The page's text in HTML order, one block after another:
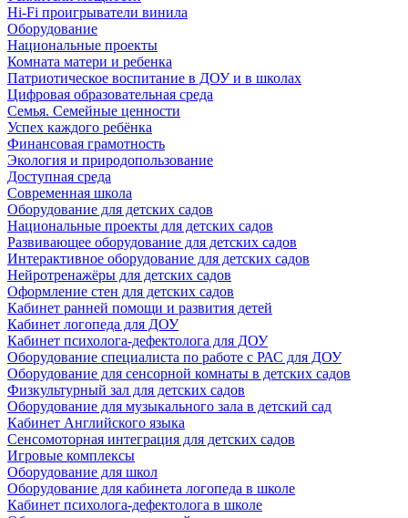
Hi-Fi проигрыватели винила
Оборудование
Национальные проекты
Комната матери и ребенка
Патриотическое воспитание в ДОУ и в школах
Цифровая образовательная среда
Семья. Семейные ценности
Успех каждого ребёнка
Финансовая грамотность
Экология и природопользование
Доступная среда
Современная школа
Оборудование для детских садов
Национальные проекты для детских садов
Развивающее оборудование для детских садов
Интерактивное оборудование для детских садов
Нейротренажёры для детских садов
Оформление стен для детских садов
Кабинет ранней помощи и развития детей
Кабинет логопеда для ДОУ
Кабинет психолога-дефектолога для ДОУ
Оборудование специалиста по работе с РАС для ДОУ
Оборудование для сенсорной комнаты в детских садов
Физкультурный зал для детских садов
Оборудование для музыкального зала в детский сад
Кабинет Английского языка
Сенсомоторная интеграция для детских садов
Игровые комплексы
Оборудование для школ
Оборудование для кабинета логопеда в школе
Кабинет психолога-дефектолога в школе